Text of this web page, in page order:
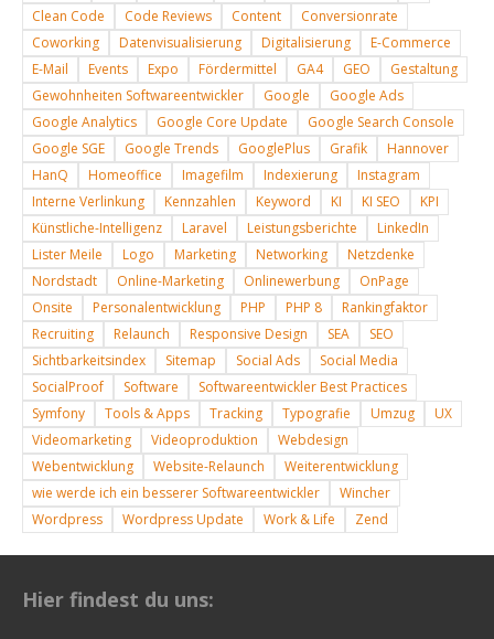
Clean Code
Code Reviews Content
Conversionrate
Coworking
Datenvisualisierung Digitalisierung
E-Commerce
E-Mail
Events Expo Fördermittel GA4 GEO
Gestaltung
Gewohnheiten Softwareentwickler
Google
Google Ads
Google Analytics
Google Core Update
Google Search Console
Google SGE
Google Trends GooglePlus Grafik
Hannover
HanQ
Homeoffice Imagefilm Indexierung
Instagram
Interne Verlinkung
Kennzahlen Keyword KI KI SEO
KPI
Künstliche-Intelligenz
Laravel Leistungsberichte
LinkedIn
Lister Meile
Logo Marketing Networking
Netzdenke
Nordstadt
Online-Marketing Onlinewerbung
OnPage
Onsite
Personalentwicklung PHP PHP 8
Rankingfaktor
Recruiting
Relaunch Responsive Design SEA
SEO
Sichtbarkeitsindex
Sitemap Social Ads
Social Media
SocialProof
Software
Softwareentwickler Best Practices
Symfony
Tools & Apps Tracking Typografie Umzug
UX
Videomarketing
Videoproduktion
Webdesign
Webentwicklung
Website-Relaunch
Weiterentwicklung
wie werde ich ein besserer Softwareentwickler
Wincher
Wordpress
Wordpress Update Work & Life Zend
Hier findest du uns: